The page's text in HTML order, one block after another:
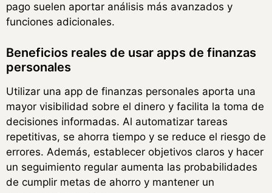
pago suelen aportar análisis más avanzados y
funciones adicionales.
Beneficios reales de usar apps de finanzas
personales
Utilizar una app de finanzas personales aporta una
mayor visibilidad sobre el dinero y facilita la toma de
decisiones informadas. Al automatizar tareas
repetitivas, se ahorra tiempo y se reduce el riesgo de
errores. Además, establecer objetivos claros y hacer
un seguimiento regular aumenta las probabilidades
de cumplir metas de ahorro y mantener un